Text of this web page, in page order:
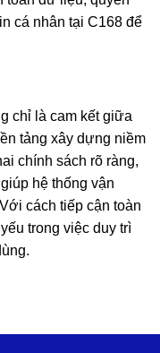
cá nhân tại C168 để
chỉ là cam kết giữa
tảng xây dựng niềm
chính sách rõ ràng,
hệ thống vận
cách tiếp cận toàn
trong việc duy trì